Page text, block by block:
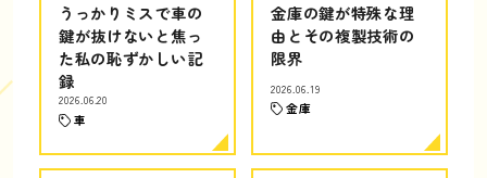
うっかりミスで車の
鍵が抜けないと焦っ
た私の恥ずかしい記
録
2026.06.20
車
金庫の鍵が特殊な理
由とその複製技術の
限界
2026.06.19
金庫